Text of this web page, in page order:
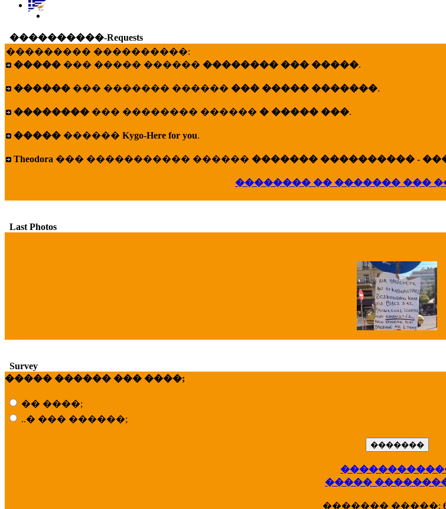
����������-Requests
��������� ����������:
����� ��� ����� ������ �������� ��� �����.
������ ��� ������� ������ ��� ����� �������.
�������� ��� �������� ������ � ����� ���.
����� ������ Kygo-Here for you.
Theodora ��� ����������� ������ ������� ���������� -
�������� �� ������� ���
Last Photos
��� ����
X�����
����� HotStat
Survey
����� ������ ��� ����;
�� ����;
..� ��� ������;
�����
������� �����: